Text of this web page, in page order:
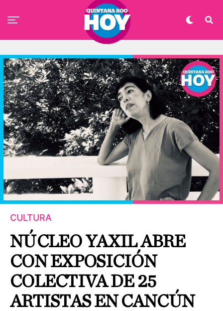
CULTURA
NÚCLEO YAXIL ABRE
CON EXPOSICIÓN
COLECTIVA DE 25
ARTISTAS EN CANCÚN